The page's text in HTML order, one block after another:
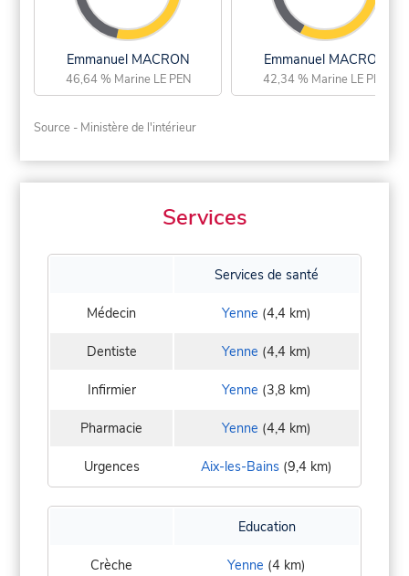
Emmanuel MACRON
46,64 % Marine LE PEN
Emmanuel MACRON
42,34 % Marine LE PEN
Source - Ministère de l'intérieur
Services
Services de santé
Médecin Yenne (4,4 km)
Dentiste Yenne (4,4 km)
Infirmier Yenne (3,8 km)
Pharmacie Yenne (4,4 km)
Urgences Aix-les-Bains (9,4 km)
Education
Crèche Yenne (4 km)